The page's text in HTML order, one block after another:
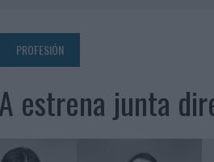
EL CONSUMO DE MEDIOS EN VERANO Y
ALCANZA YA AL 62% DE LOS ESPAÑOLES
BASTONI COMO NUEVA DIRECTORA COMERCIAL
UNA COLECCIÓN PERSONALIZABLE INSPIRADA EN
DE LA CREATIVIDAD
PROFESIÓN
estrena junta